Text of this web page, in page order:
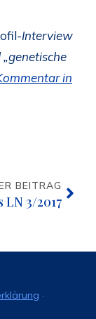
Interview
in
BEITRAG
LN 3/2017
·